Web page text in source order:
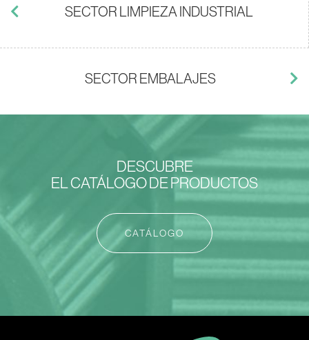
SECTOR LIMPIEZA INDUSTRIAL
SECTOR EMBALAJES
DESCUBRE
EL CATÁLOGO DE PRODUCTOS
CATÁLOGO